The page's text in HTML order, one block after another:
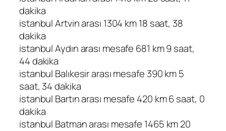
dakika
istanbul Artvin arası 1304 km 18 saat, 38
dakika
istanbul Aydın arası mesafe 681 km 9 saat,
44 dakika
istanbul Balıkesir arası mesafe 390 km 5
saat, 34 dakika
istanbul Bartın arası mesafe 420 km 6 saat, 0
dakika
istanbul Batman arası mesafe 1465 km 20